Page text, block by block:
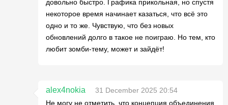
довольно быстро. Графика прикольная, но спустя
некоторое время начинает казаться, что всё это
одно и то же. Чувствую, что без новых
обновлений долго в такое не поиграю. Но тем, кто
любит зомби-тему, может и зайдёт!
alex4nokia
31 December 2025 20:54
Не могу не отметить, что концепция объединения